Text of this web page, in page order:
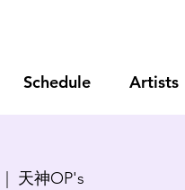
Schedule Artists
天神​OP's